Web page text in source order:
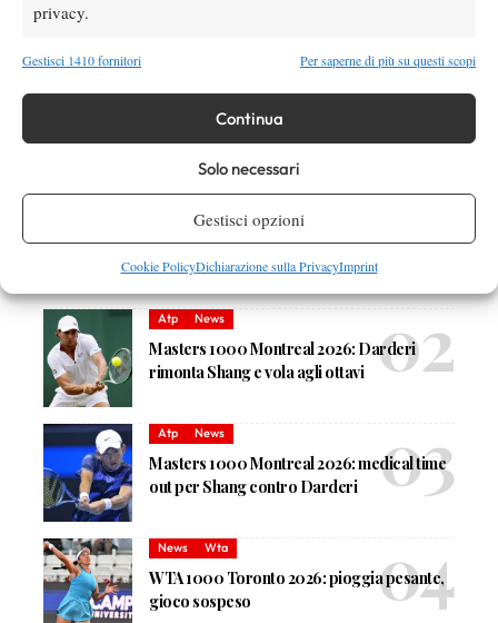
privacy.
Gestisci 1410 fornitori Per saperne di più su questi scopi
Continua
Solo necessari
Gestisci opzioni
Cookie PolicyDichiarazione sulla PrivacyImprint
Nessun commento
Devi essereconnessoper inviare un commento.
DI TENDENZA
Masters 1000 Montreal 2026: programma,
orario e ordine di gioco venerdì 7 agosto.
Arnaldi apre sul Centrale
Atp News
Masters 1000 Montreal 2026: Darderi
rimonta Shang e vola agli ottavi
Atp News
Masters 1000 Montreal 2026: medical time
out per Shang contro Darderi
News Wta
WTA 1000 Toronto 2026: pioggia pesante,
gioco sospeso